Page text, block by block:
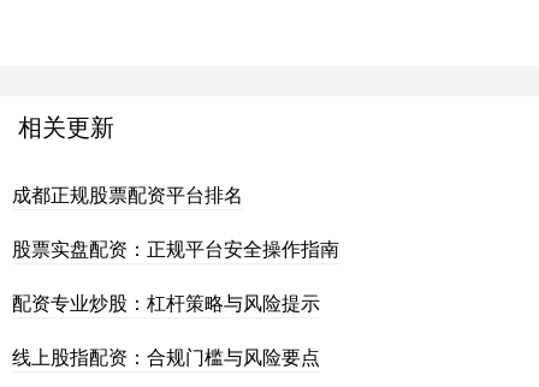
相关更新
成都正规股票配资平台排名
股票实盘配资：正规平台安全操作指南
配资专业炒股：杠杆策略与风险提示
线上股指配资：合规门槛与风险要点